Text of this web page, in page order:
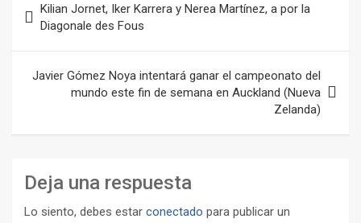
de
entradas
Kilian Jornet, Iker Karrera y Nerea Martínez, a por la
Diagonale des Fous
Javier Gómez Noya intentará ganar el campeonato del
mundo este fin de semana en Auckland (Nueva
Zelanda)
Deja una respuesta
Lo siento, debes estar conectado para publicar un